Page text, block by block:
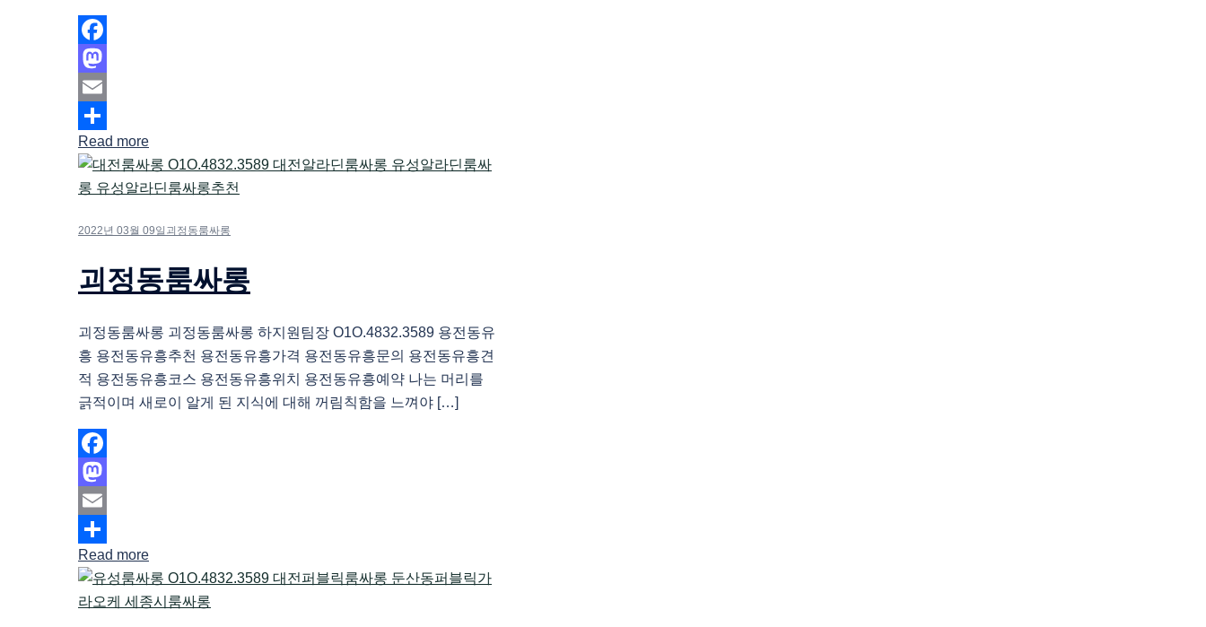
Facebook
Mastodon
Email
Share
Read more
2022년 03월 09일 괴정동룸싸롱
괴정동룸싸롱
괴정동룸싸롱 괴정동룸싸롱 하지원팀장 O1O.4832.3589 용전동유
흥 용전동유흥추천 용전동유흥가격 용전동유흥문의 용전동유흥견
적 용전동유흥코스 용전동유흥위치 용전동유흥예약 나는 머리를
긁적이며 새로이 알게 된 지식에 대해 꺼림칙함을 느껴야 […]
Facebook
Mastodon
Email
Share
Read more